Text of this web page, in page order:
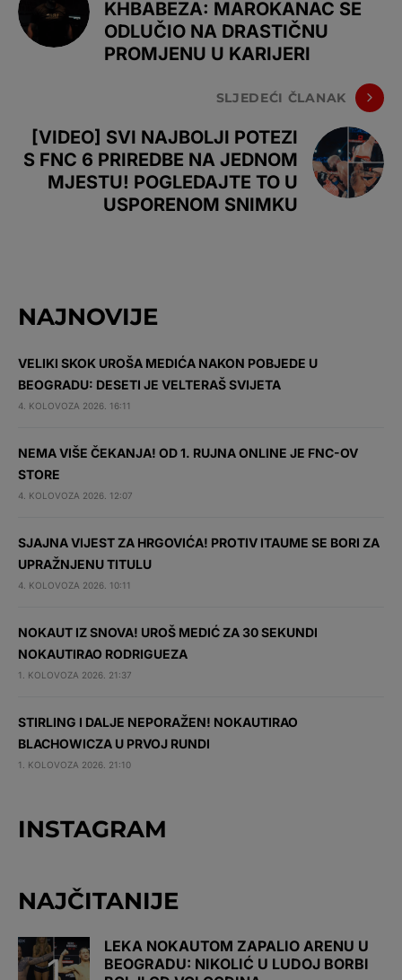
KHBABEZA: MAROKANAC SE
ODLUČIO NA DRASTIČNU
PROMJENU U KARIJERI
SLJEDEĆI ČLANAK
[VIDEO] SVI NAJBOLJI POTEZI
S FNC 6 PRIREDBE NA JEDNOM
MJESTU! POGLEDAJTE TO U
USPORENOM SNIMKU
NAJNOVIJE
VELIKI SKOK UROŠA MEDIĆA NAKON POBJEDE U
BEOGRADU: DESETI JE VELTERAŠ SVIJETA
4. KOLOVOZA 2026. 16:11
NEMA VIŠE ČEKANJA! OD 1. RUJNA ONLINE JE FNC-OV
STORE
4. KOLOVOZA 2026. 12:07
SJAJNA VIJEST ZA HRGOVIĆA! PROTIV ITAUME SE BORI ZA
UPRAŽNJENU TITULU
4. KOLOVOZA 2026. 10:11
NOKAUT IZ SNOVA! UROŠ MEDIĆ ZA 30 SEKUNDI
NOKAUTIRAO RODRIGUEZA
1. KOLOVOZA 2026. 21:37
STIRLING I DALJE NEPORAŽEN! NOKAUTIRAO
BLACHOWICZA U PRVOJ RUNDI
1. KOLOVOZA 2026. 21:10
INSTAGRAM
NAJČITANIJE
LEKA NOKAUTOM ZAPALIO ARENU U
BEOGRADU: NIKOLIĆ U LUDOJ BORBI